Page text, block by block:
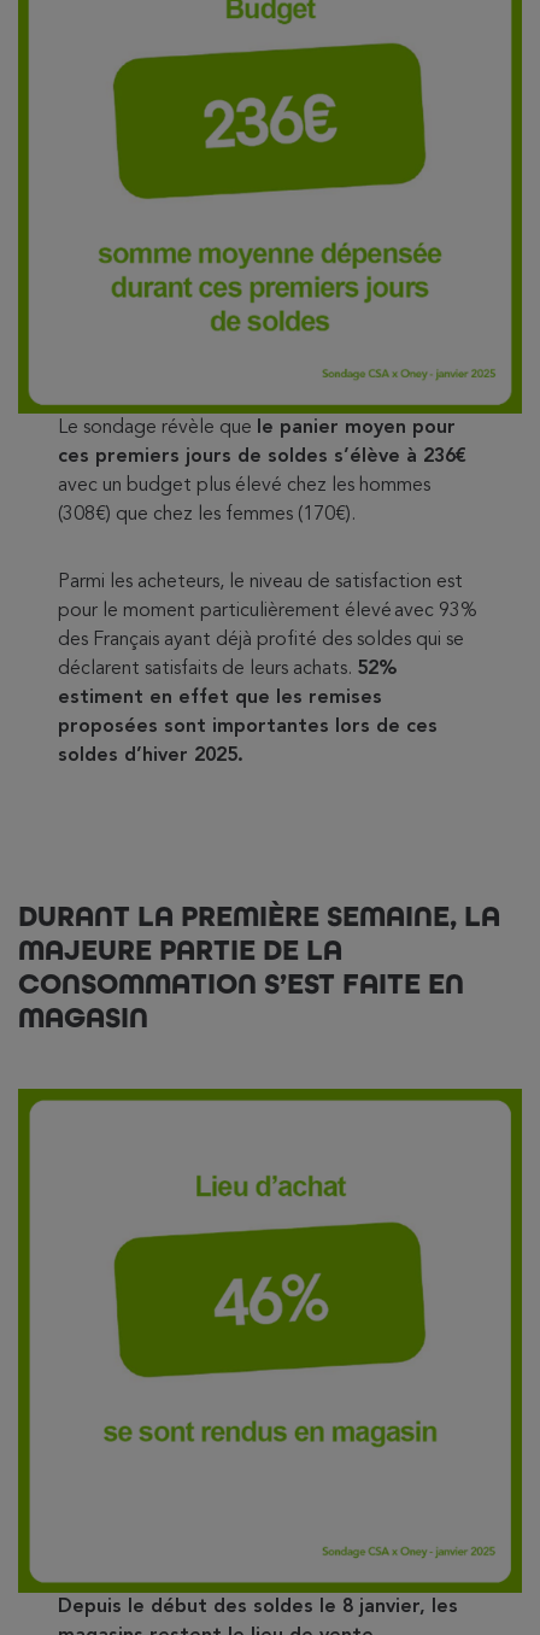
Le sondage révèle que le panier moyen pour
ces premiers jours de soldes s’élève à 236€
avec un budget plus élevé chez les hommes
(308€) que chez les femmes (170€).
Parmi les acheteurs, le niveau de satisfaction est
pour le moment particulièrement élevé avec 93%
des Français ayant déjà profité des soldes qui se
déclarent satisfaits de leurs achats. 52%
estiment en effet que les remises
proposées sont importantes lors de ces
soldes d’hiver 2025.
DURANT LA PREMIÈRE SEMAINE, LA
MAJEURE PARTIE DE LA
CONSOMMATION S’EST FAITE EN
MAGASIN
Depuis le début des soldes le 8 janvier, les